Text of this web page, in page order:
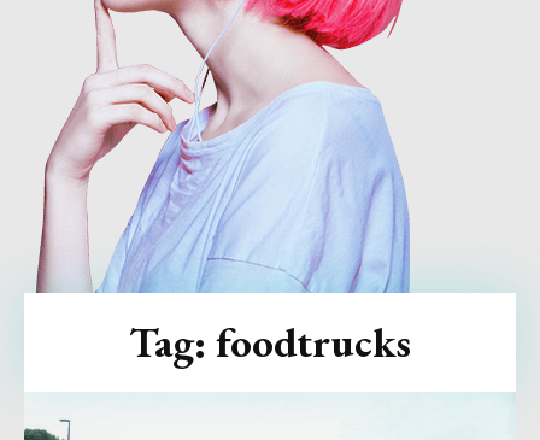
Tag: foodtrucks